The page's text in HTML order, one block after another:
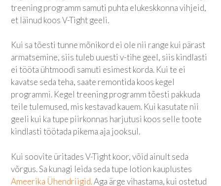
treening programm samuti puhta elukeskkonna vihjeid,
et läinud koos V-Tight geeli.
Kui sa tõesti tunne mõnikord ei ole nii range kui pärast
armatsemine, siis tuleb uuesti v-tihe geel, siis kindlasti
ei tööta ühtmoodi samuti esimest korda. Kui te ei
kavatse seda teha, saate remontida koos kegel
programmi. Kegel treening programm tõesti pakkuda
teile tulemused, mis kestavad kauem. Kui kasutate nii
geeli kui ka tupe piirkonnas harjutusi koos selle toote
kindlasti töötada pikema aja jooksul.
Kui soovite üritades V-Tight koor, võid ainult seda
võrgus. Sa kunagi leida seda tupe lotion kauplustes
Ameerika Ühendriigid.Aga ärge vihastama, kui ostetud